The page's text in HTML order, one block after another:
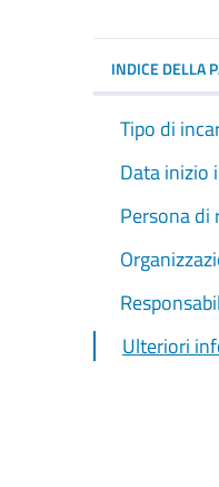
INDICE DELLA
Tipo di
Data inizio
Persona
Ulteriori